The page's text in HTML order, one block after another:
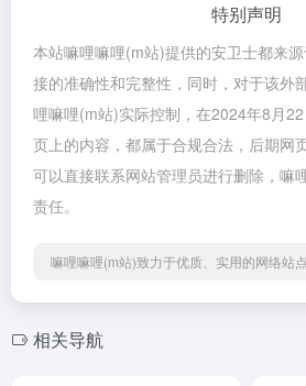
特别声明
本站嘛哩嘛哩(m站)提供的安卫士都来
接的准确性和完整性，同时，对于该外
哩嘛哩(m站)实际控制，在2024年8月
页上的内容，都属于合规合法，后期网
可以直接联系网站管理员进行删除，嘛
责任。
嘛哩嘛哩(m站)致力于优质、实用的网络站
相关导航